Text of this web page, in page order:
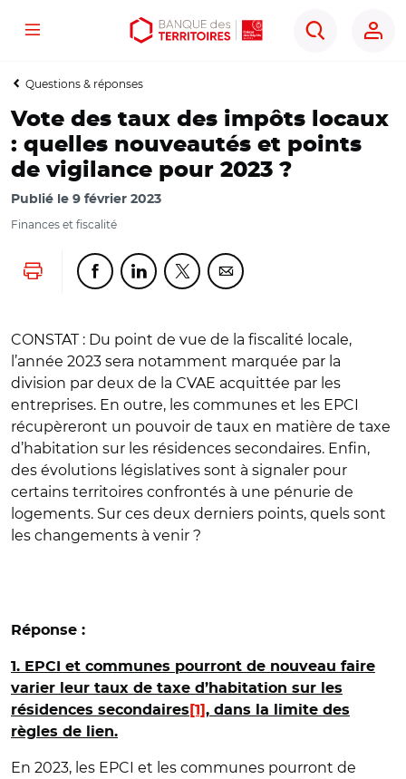
Aller
contenu
Aller
menu
Ouvrir
outils
Menu
Rechercher
Questions & réponses
Vote des taux des impôts locaux
: quelles nouveautés et points
de vigilance pour 2023 ?
Publié le 9 février 2023
Finances et fiscalité
Lancer l'impressionPartager cette page sur Facebook
Partager cette page sur Linkedin
Partager cette page sur Twitter
Partager cette page sur
CONSTAT : Du point de vue de la fiscalité locale,
l’année 2023 sera notamment marquée par la
division par deux de la CVAE acquittée par les
entreprises. En outre, les communes et les EPCI
récupèreront un pouvoir de taux en matière de taxe
d’habitation sur les résidences secondaires. Enfin,
des évolutions législatives sont à signaler pour
certains territoires confrontés à une pénurie de
logements. Sur ces deux derniers points, quels sont
les changements à venir ?
Réponse :
1. EPCI et communes pourront de nouveau faire
varier leur taux de taxe d’habitation sur les
résidences secondaires [1] , dans la limite des
règles de lien.
En 2023, les EPCI et les communes pourront de